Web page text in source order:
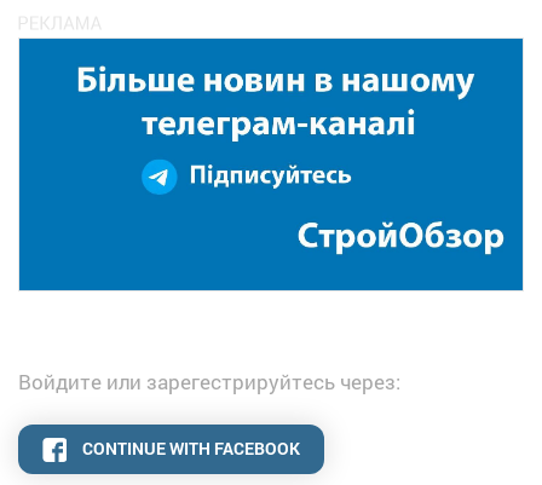
Войдите или зарегестрируйтесь через:
CONTINUE WITH FACEBOOK